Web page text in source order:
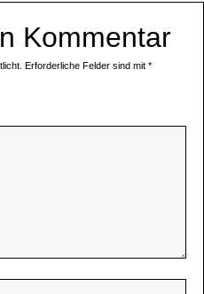
Kommentar
Erforderliche Felder sind mit *